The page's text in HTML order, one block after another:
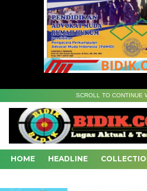
SCROLL TO CONTINUE
HOME HEADLINE